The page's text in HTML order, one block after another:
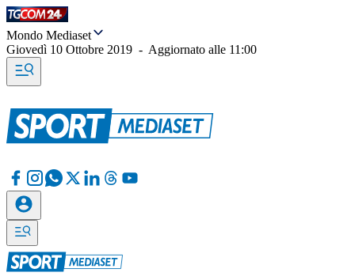
Mondo Mediaset
Giovedì 10 Ottobre 2019 - Aggiornato alle 11:00